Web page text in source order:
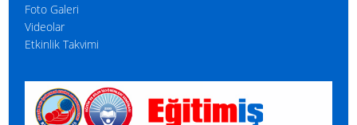
Foto Galeri
Videolar
Etkinlik Takvimi